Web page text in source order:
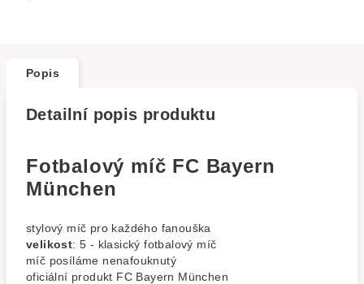
Popis
Detailní popis produktu
Fotbalový míč FC Bayern
München
stylový míč pro každého fanouška
velikost: 5 - klasický fotbalový míč
míč posíláme nenafouknutý
oficiální produkt FC Bayern München